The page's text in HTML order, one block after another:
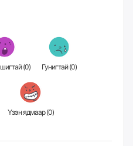
Гайхамшигтай (0) Гунигтай (0)
Үзэн ядмаар (0)